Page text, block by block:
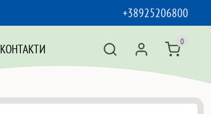
+38925206800
КОНТАКТИ 0